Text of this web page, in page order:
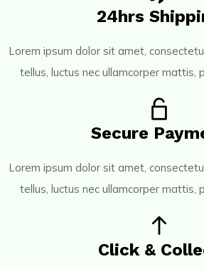
24hrs
Lorem ipsum dolor sit amet,
tellus, luctus nec ullamcorper mattis,
Secure
Lorem ipsum dolor sit amet,
tellus, luctus nec ullamcorper mattis,
Click &